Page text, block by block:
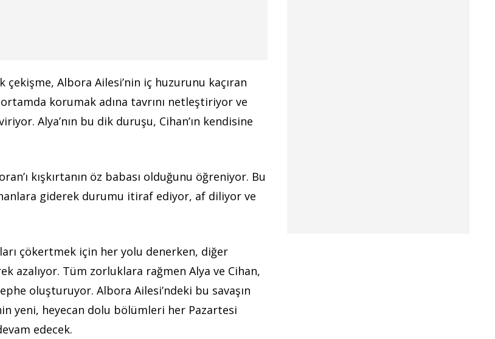
çekişme, Albora Ailesi’nin iç huzurunu kaçıran
korumak adına tavrını netleştiriyor ve
Alya’nın bu dik duruşu, Cihan’ın kendisine
kışkırtanın öz babası olduğunu öğreniyor. Bu
giderek durumu itiraf ediyor, af diliyor ve
çökertmek için her yolu denerken, diğer
azalıyor. Tüm zorluklara rağmen Alya ve Cihan,
oluşturuyor. Albora Ailesi’ndeki bu savaşın
yeni, heyecan dolu bölümleri her Pazartesi
edecek.